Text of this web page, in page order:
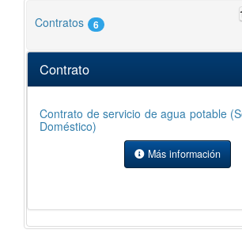
Contratos 6
Contrato
Contrato de servicio de agua potable
Doméstico)
Más información